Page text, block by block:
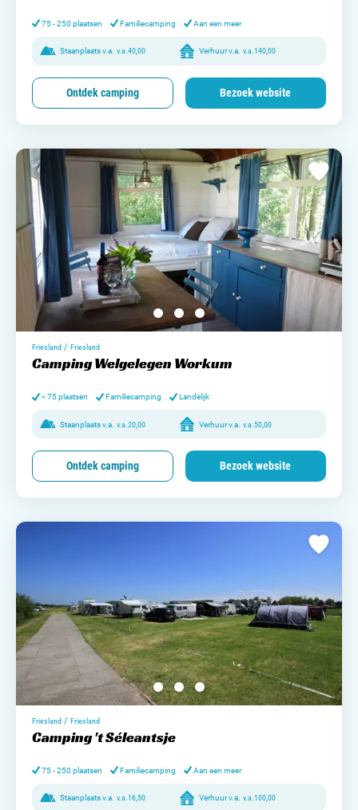
75 - 250 plaatsen Familiecamping Aan een meer
Staanplaats v.a. v.a.40,00 Verhuur v.a. v.a.140,00
Ontdek camping Bezoek website
Friesland / Friesland
Camping Welgelegen Workum
< 75 plaatsen Familiecamping Landelijk
Staanplaats v.a. v.a. 20,00 Verhuur v.a. v.a. 50,00
Ontdek camping Bezoek website
Friesland / Friesland
Camping 't Séleantsje
75 - 250 plaatsen Familiecamping Aan een meer
Staanplaats v.a. v.a.16,50 Verhuur v.a. v.a.100,00